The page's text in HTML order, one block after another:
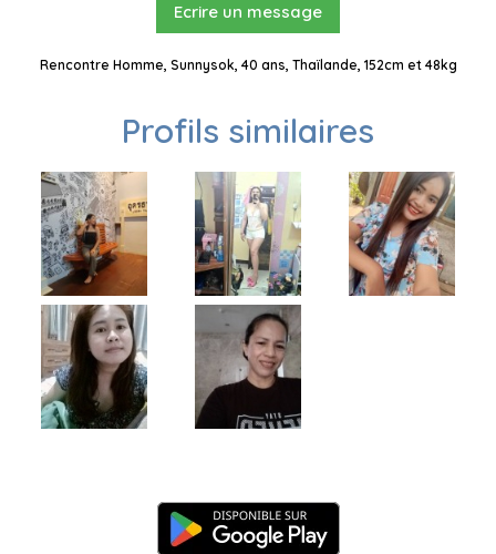
Ecrire un message
Rencontre Homme, Sunnysok, 40 ans, Thaïlande, 152cm et 48kg
Profils similaires